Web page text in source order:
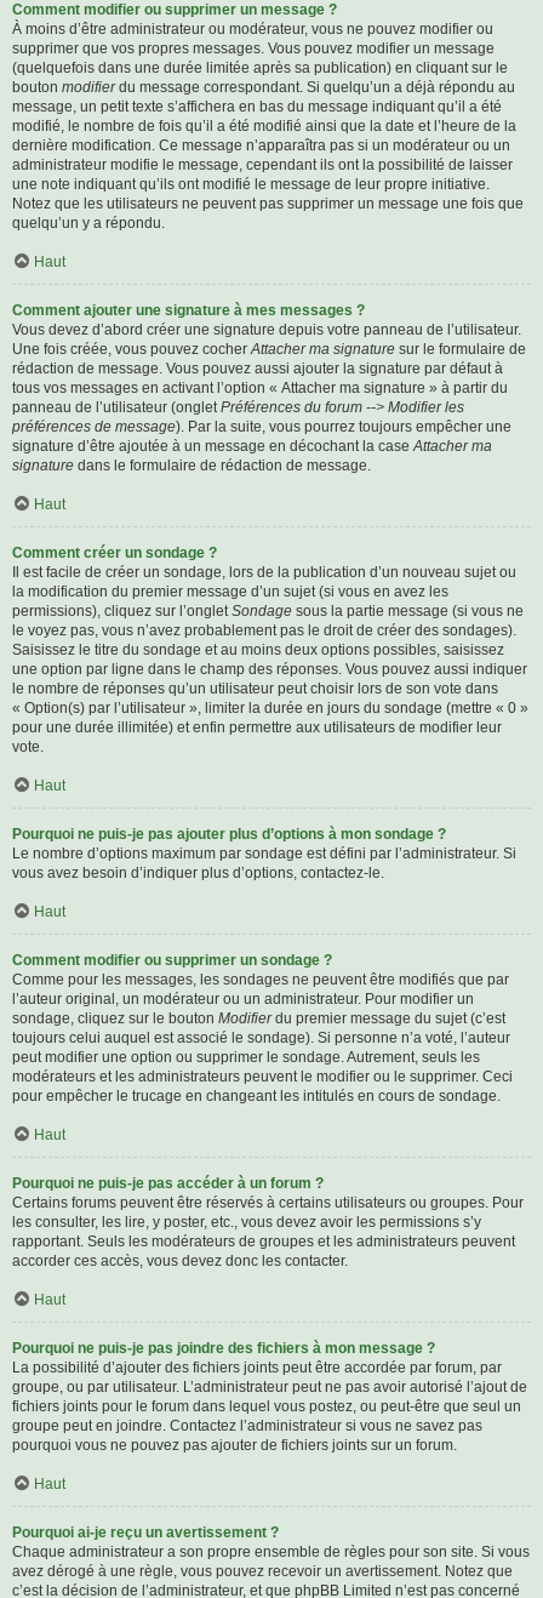
Comment modifier ou supprimer un message ?
À moins d’être administrateur ou modérateur, vous ne pouvez modifier ou
supprimer que vos propres messages. Vous pouvez modifier un message
(quelquefois dans une durée limitée après sa publication) en cliquant sur le
bouton modifierdu message correspondant. Si quelqu’un a déjà répondu au
message, un petit texte s’affichera en bas du message indiquant qu’il a été
modifié, le nombre de fois qu’il a été modifié ainsi que la date et l’heure de la
dernière modification. Ce message n’apparaîtra pas si un modérateur ou un
administrateur modifie le message, cependant ils ont la possibilité de laisser
une note indiquant qu’ils ont modifié le message de leur propre initiative.
Notez que les utilisateurs ne peuvent pas supprimer un message une fois que
quelqu’un y a répondu.
Haut
Comment ajouter une signature à mes messages ?
Vous devez d’abord créer une signature depuis votre panneau de l’utilisateur.
Une fois créée, vous pouvez cocherAttacher ma signature sur le formulaire de
rédaction de message. Vous pouvez aussi ajouter la signature par défaut à
tous vos messages en activant l’option « Attacher ma signature » à partir du
panneau de l’utilisateur (ongletPréférences du forum --> Modifier les
préférences de message). Par la suite, vous pourrez toujours empêcher une
signature d’être ajoutée à un message en décochant la caseAttacher ma
signature dans le formulaire de rédaction de message.
Haut
Comment créer un sondage ?
Il est facile de créer un sondage, lors de la publication d’un nouveau sujet ou
la modification du premier message d’un sujet (si vous en avez les
permissions), cliquez sur l’ongletSondage sous la partie message (si vous ne
le voyez pas, vous n’avez probablement pas le droit de créer des sondages).
Saisissez le titre du sondage et au moins deux options possibles, saisissez
une option par ligne dans le champ des réponses. Vous pouvez aussi indiquer
le nombre de réponses qu’un utilisateur peut choisir lors de son vote dans
« Option(s) par l’utilisateur », limiter la durée en jours du sondage (mettre « 0 »
pour une durée illimitée) et enfin permettre aux utilisateurs de modifier leur
vote.
Haut
Pourquoi ne puis-je pas ajouter plus d’options à mon sondage ?
Le nombre d’options maximum par sondage est défini par l’administrateur. Si
vous avez besoin d’indiquer plus d’options, contactez-le.
Haut
Comment modifier ou supprimer un sondage ?
Comme pour les messages, les sondages ne peuvent être modifiés que par
l’auteur original, un modérateur ou un administrateur. Pour modifier un
sondage, cliquez sur le bouton Modifierdu premier message du sujet (c’est
toujours celui auquel est associé le sondage). Si personne n’a voté, l’auteur
peut modifier une option ou supprimer le sondage. Autrement, seuls les
modérateurs et les administrateurs peuvent le modifier ou le supprimer. Ceci
pour empêcher le trucage en changeant les intitulés en cours de sondage.
Haut
Pourquoi ne puis-je pas accéder à un forum ?
Certains forums peuvent être réservés à certains utilisateurs ou groupes. Pour
les consulter, les lire, y poster, etc., vous devez avoir les permissions s’y
rapportant. Seuls les modérateurs de groupes et les administrateurs peuvent
accorder ces accès, vous devez donc les contacter.
Haut
Pourquoi ne puis-je pas joindre des fichiers à mon message ?
La possibilité d’ajouter des fichiers joints peut être accordée par forum, par
groupe, ou par utilisateur. L’administrateur peut ne pas avoir autorisé l’ajout de
fichiers joints pour le forum dans lequel vous postez, ou peut-être que seul un
groupe peut en joindre. Contactez l’administrateur si vous ne savez pas
pourquoi vous ne pouvez pas ajouter de fichiers joints sur un forum.
Haut
Pourquoi ai-je reçu un avertissement ?
Chaque administrateur a son propre ensemble de règles pour son site. Si vous
avez dérogé à une règle, vous pouvez recevoir un avertissement. Notez que
c’est la décision de l’administrateur, et que phpBB Limited n’est pas concerné